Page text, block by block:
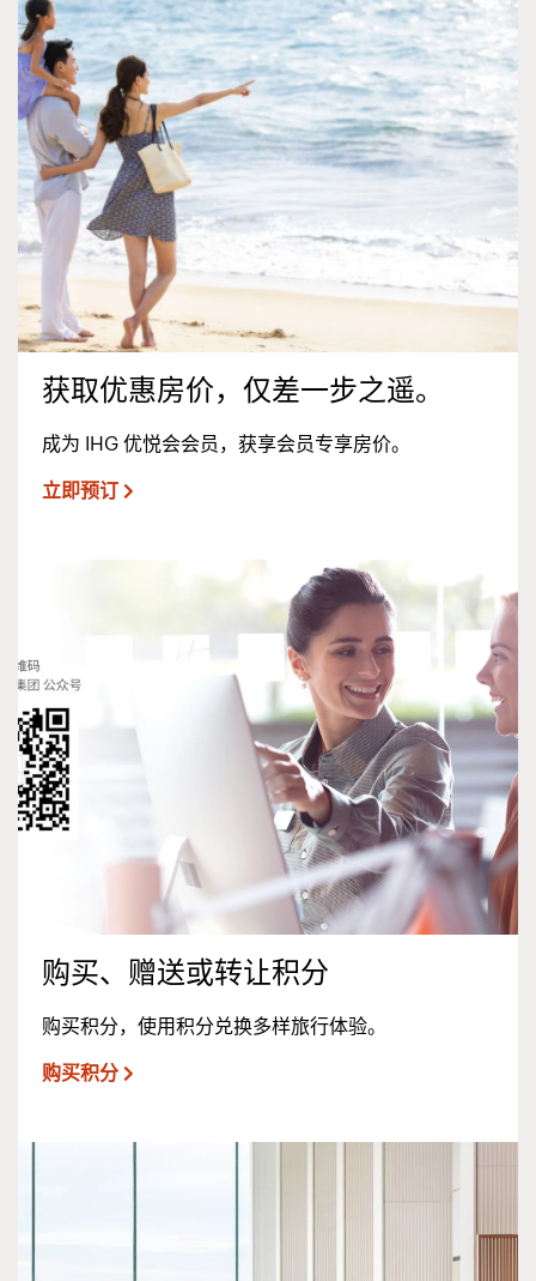
获取优惠房价，仅差一步之遥。
成为 IHG 优悦会会员，获享会员专享房价。
立即预订
购买、赠送或转让积分
购买积分，使用积分兑换多样旅行体验。
购买积分